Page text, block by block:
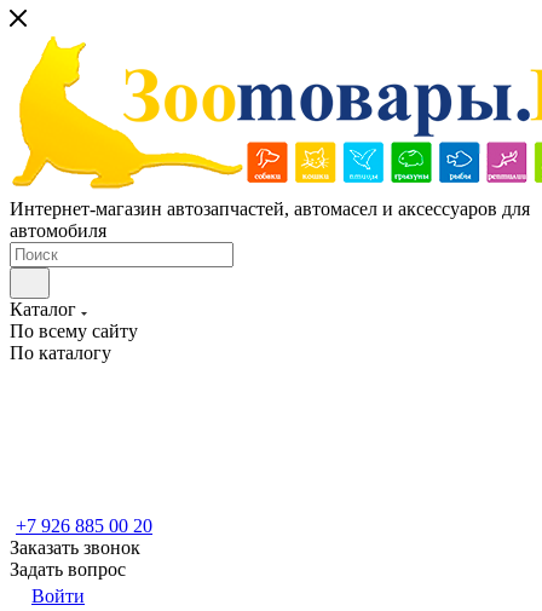
Интернет-магазин автозапчастей, автомасел и аксессуаров для
автомобиля
Каталог
По всему сайту
По каталогу
+7 926 885 00 20
Заказать звонок
Задать вопрос
Войти